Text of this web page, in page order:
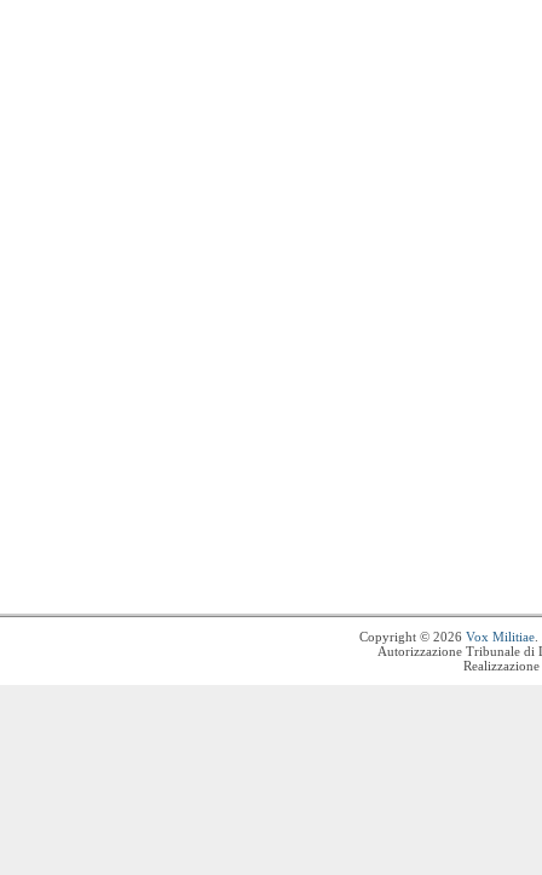
Copyright © 2026 Vox Militiae
Autorizzazione Tribunale di